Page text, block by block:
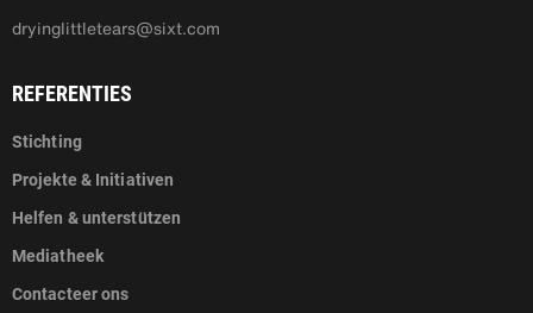
dryinglittletears@sixt.com
REFERENTIES
Stichting
Projekte & Initiativen
Helfen & unterstützen
Mediatheek
Contacteer ons